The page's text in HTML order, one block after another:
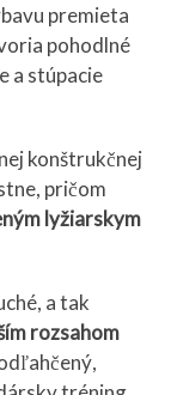
premieta
pohodlné
a stúpacie
konštrukčnej
pričom
lyžiarskym
a tak
rozsahom